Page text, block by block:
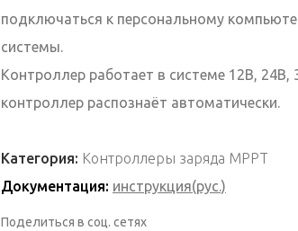
подключаться к персональному
системы.
Контроллер работает в системе 12В,
контроллер распознаёт автоматически.
Категория: Контроллеры заряда MPPT
Документация: инструкция(рус.)
Поделиться в соц. сетях